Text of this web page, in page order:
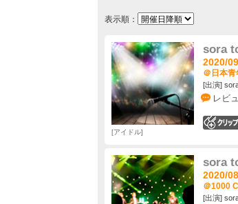
表示順：
sora
2020/
＠日本
[出演]
レビ
アイドル
sora
2020/
＠1000
[出演]